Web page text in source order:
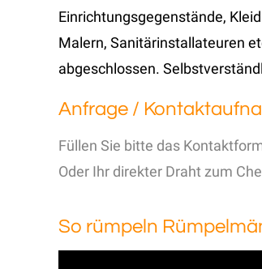
Einrichtungsgegenstände,
Malern, Sanitärinstallateuren
abgeschlossen.
Anfrage /
Füllen Sie bitte das
Oder Ihr direkter Draht zum
So rümpeln